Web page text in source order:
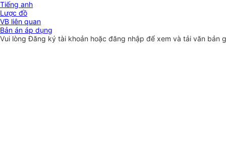
Tiếng anh
Lược đồ
VB liên quan
Bản án áp dụng
Vui lòngĐăng ký tài khoản hoặc đăng nhập để xem và tải văn bản